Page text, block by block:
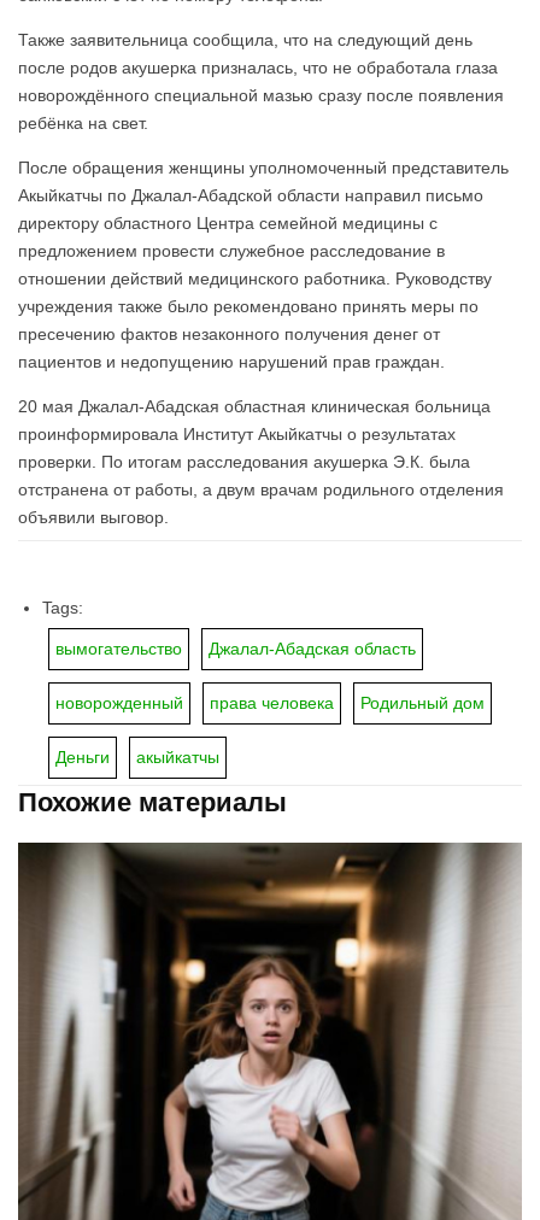
Также заявительница сообщила, что на следующий день
после родов акушерка призналась, что не обработала глаза
новорождённого специальной мазью сразу после появления
ребёнка на свет.
После обращения женщины уполномоченный представитель
Акыйкатчы по Джалал-Абадской области направил письмо
директору областного Центра семейной медицины с
предложением провести служебное расследование в
отношении действий медицинского работника. Руководству
учреждения также было рекомендовано принять меры по
пресечению фактов незаконного получения денег от
пациентов и недопущению нарушений прав граждан.
20 мая Джалал-Абадская областная клиническая больница
проинформировала Институт Акыйкатчы о результатах
проверки. По итогам расследования акушерка Э.К. была
отстранена от работы, а двум врачам родильного отделения
объявили выговор.
Tags:
вымогательство Джалал-Абадская область
новорожденный права человека Родильный дом
Деньги акыйкатчы
Похожие материалы